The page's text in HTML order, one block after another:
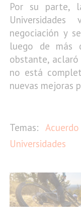
Por su parte,
Universidades
negociación y
luego de más
obstante,
no está
nuevas mejoras
Acuerdo
Universidades